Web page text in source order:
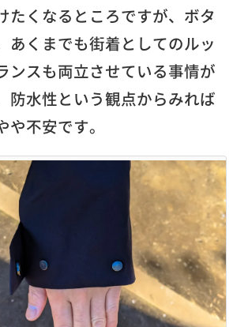
たくなるところですが、ボタ
あくまでも街着としてのルッ
ンスも両立させている事情が
防水性という観点からみれば
や不安です。